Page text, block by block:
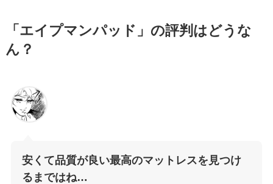
「エイプマンパッド」の評判はどうな
ん？
安くて品質が良い最高のマットレスを見つけ
るまではね…